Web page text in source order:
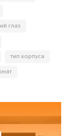
глаз
тип корпуса